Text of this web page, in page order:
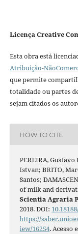
Licença Creative
Esta obra está
Atribuição-
que permite
totalidade ou partes
sejam citados os
HOW TO CITE
PEREIRA,
Istvan; BRITO,
Santos;
of milk and
Scientia Agraria
2018. DOI:
https://
iew/16254. Acesso